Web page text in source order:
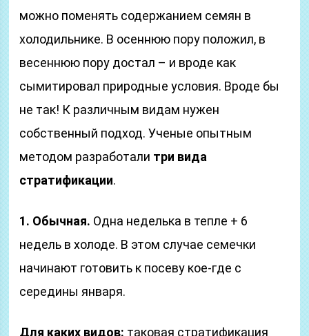
можно поменять содержанием семян в
холодильнике. В осеннюю пору положил, в
весеннюю пору достал – и вроде как
сымитировал природные условия. Вроде бы
не так! К различным видам нужен
собственный подход. Ученые опытным
методом разработали три вида
стратификации.
1. Обычная. Одна неделька в тепле + 6
недель в холоде. В этом случае семечки
начинают готовить к посеву кое-где с
середины января.
Для каких видов: таковая стратификация